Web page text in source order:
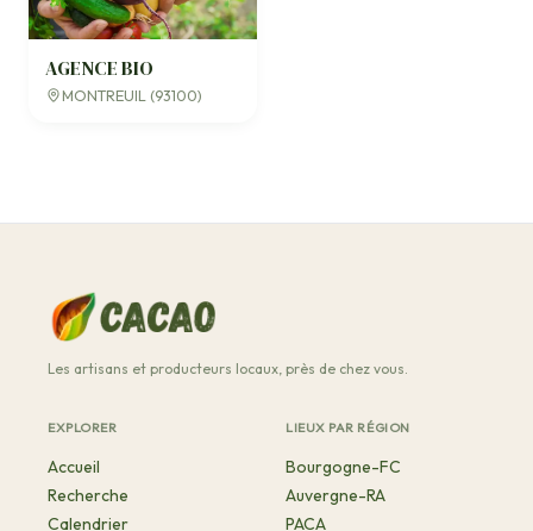
AGENCE BIO
MONTREUIL (93100)
Les artisans et producteurs locaux, près de chez vous.
EXPLORER
Accueil
Recherche
Calendrier
LIEUX PAR RÉGION
Bourgogne-FC
Auvergne-RA
PACA